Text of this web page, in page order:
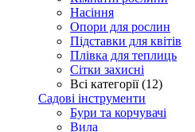
Насіння
Опори для рослин
Підставки для квітів
Плівка для теплиць
Сітки захисні
Всі категорії (12)
Садові інструменти
Бури та корчувачі
Вила